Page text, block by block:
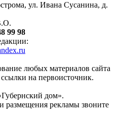
ул. Ивана Сусанина, д.
99 98
любых материалов сайта
на первоисточник.
дом».
размещения рекламы звоните